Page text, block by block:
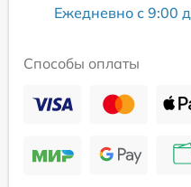
Ежедневно с 9:00
Способы оплаты